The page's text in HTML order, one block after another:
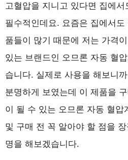
고혈압을 지니고 있다면 집에
필수적인데요. 요즘은 집에서
품들이 많기 때문에 저는 가격
있는 브랜드인 오므론 자동 혈
습니다. 실제로 사용을 해보니
분명하게 보였는데 이 제품을
이 될 수 있는 오므론 자동 혈압
및 구매 전 꼭 알아야 할 점을
명을 해보겠습니다.